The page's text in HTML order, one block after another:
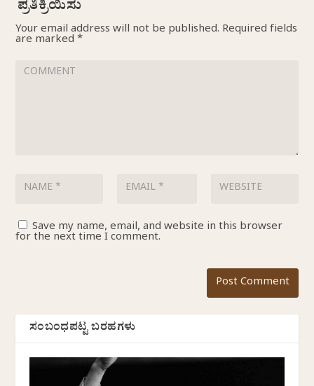
Your email address will not be published. Required fields
are marked *
Save my name, email, and website in this browser
for the next time I comment.
ಸಂಬಂಧಪಟ್ಟ ಬರಹಗಳು